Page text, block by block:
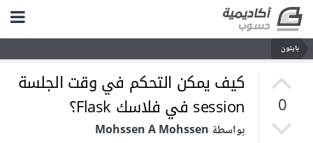
بايثون
0
كيف يمكن التحكم في وقت الجلسة
session في فلاسك Flask؟
بواسطة Mohssen A Mohssen